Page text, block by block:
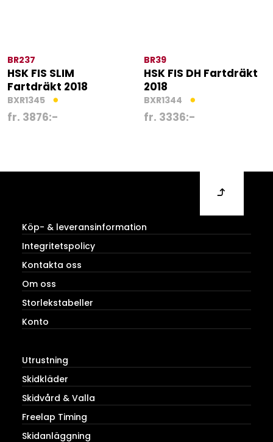
BR237
HSK FIS SLIM
Fartdräkt 2018
BXR1345
fr. 3876:-
BR39
HSK FIS DH Fartdräkt
2018
BXR1344
fr. 3336:-
Köp- & leveransinformation
Integritetspolicy
Kontakta oss
Om oss
Storlekstabeller
Konto
Utrustning
Skidkläder
Skidvård & Valla
Freelap Timing
Skidanläggning